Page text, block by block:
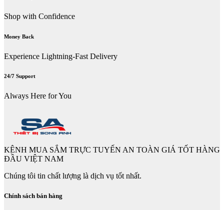
Shop with Confidence
Money Back
Experience Lightning-Fast Delivery
24/7 Support
Always Here for You
KÊNH MUA SẮM TRỰC TUYẾN AN TOÀN GIÁ TỐT HÀNG
ĐẦU VIỆT NAM
Chúng tôi tin chất lượng là dịch vụ tốt nhất.
Chính sách bán hàng